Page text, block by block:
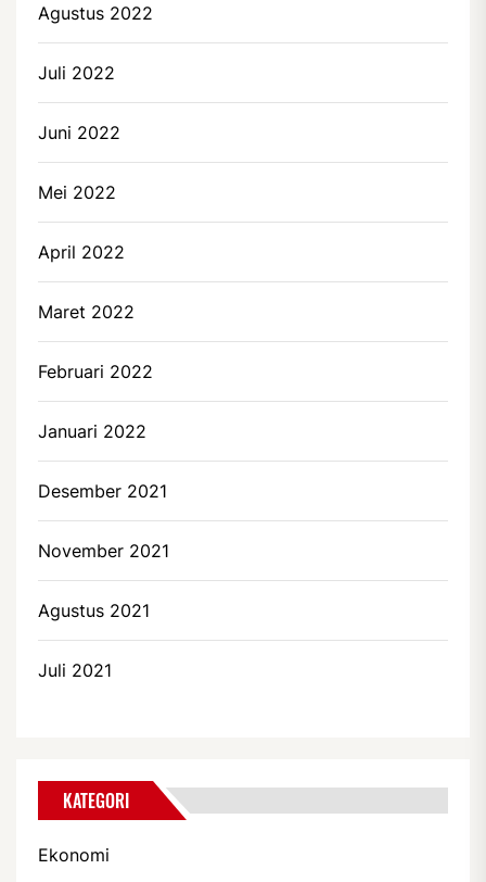
Agustus 2022
Juli 2022
Juni 2022
Mei 2022
April 2022
Maret 2022
Februari 2022
Januari 2022
Desember 2021
November 2021
Agustus 2021
Juli 2021
KATEGORI
Ekonomi